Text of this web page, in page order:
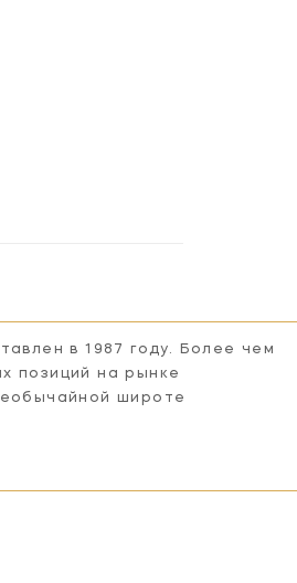
в 1987 году. Более чем
позиций на рынке
широте